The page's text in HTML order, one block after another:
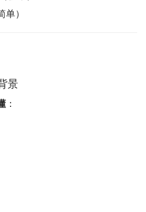
）
景
：